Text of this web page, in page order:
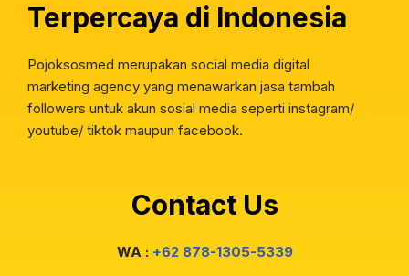
Terpercaya di Indonesia
Pojoksosmed merupakan social media digital
marketing agency yang menawarkan jasa tambah
followers untuk akun sosial media seperti instagram/
youtube/ tiktok maupun facebook.
Contact Us
WA : +62 878-1305-5339